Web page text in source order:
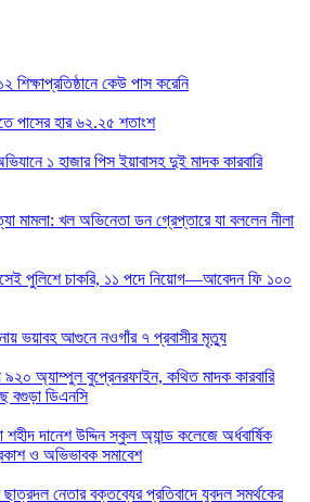
কেউ পাস করেনি
পাসের হার ৬২.২৫ শতাংশ
১ হাজার পিস ইয়াবাসহ দুই মাদক কারবারি
মামলা: খল অভিনেতা ডন গ্রেপ্তারে যা বললেন নীলা
পুলিশে চাকরি, ১১ পদে নিয়োগ—আবেদন ফি ১০০
ভয়াবহ আগুনে নওগাঁর ৭ প্রবাসীর মৃত্যু
৯২০ অ্যাম্পুল বুপ্রেনরফাইন, কথিত মাদক কারবারি
বগুড়া ডিএনসি
শহীদ দানেশ উদ্দিন স্কুল অ্যান্ড কলেজে অর্ধবার্ষিক
ও অভিভাবক সমাবেশ
নেতার বক্তব্যের প্রতিবাদে যুবদল সমর্থকের